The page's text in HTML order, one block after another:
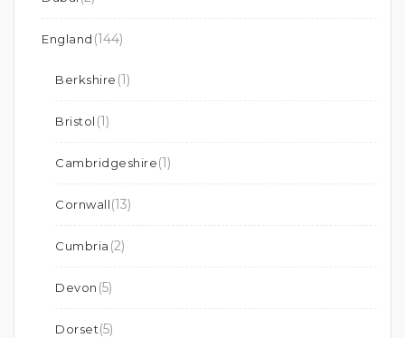
England (144)
Berkshire (1)
Bristol (1)
Cambridgeshire(1)
Cornwall(13)
Cumbria (2)
Devon (5)
Dorset(5)